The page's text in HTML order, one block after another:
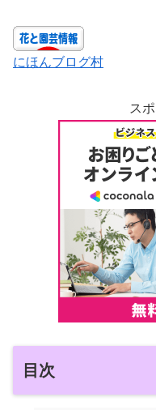
にほんブログ村
ス
目次